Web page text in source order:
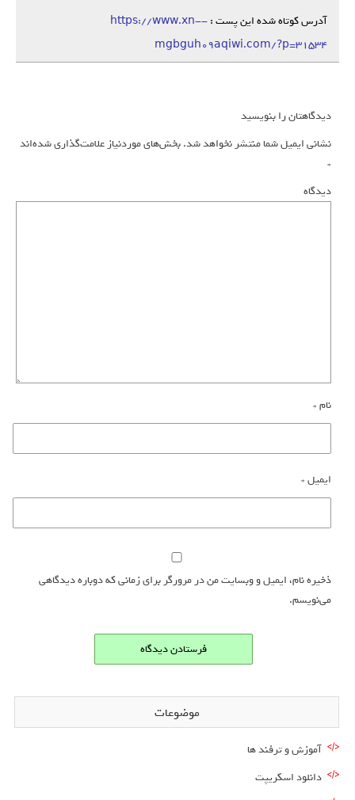
آدرس کوتاه شده این پست :https://www.xn--
mgbguh09aqiwi.com/?p=31534
دیدگاهتان را بنویسید
نشانی ایمیل شما منتشر نخواهد شد.بخش‌های موردنیاز علامت‌گذاری شده‌اند
*
دیدگاه
نام*
ایمیل*
ذخیره نام، ایمیل و وبسایت من در مرورگر برای زمانی که دوباره دیدگاهی
می‌نویسم.
موضوعات
آموزش و ترفند ها
دانلود اسکریپت